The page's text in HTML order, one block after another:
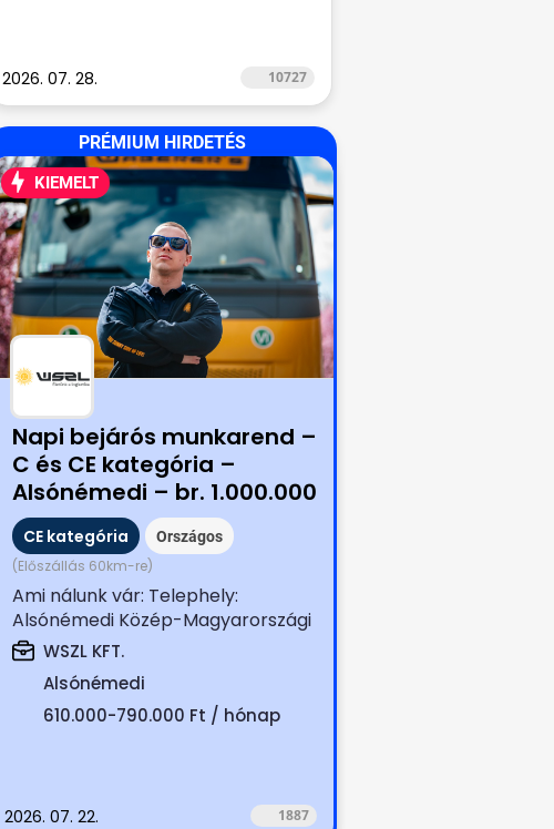
2026. 07. 28. 10727
PRÉMIUM HIRDETÉS
KIEMELT
Napi bejárós munkarend –
C és CE kategória –
Alsónémedi – br. 1.000.000
Ft belépési bónusszal
CE kategória Országos
(Előszállás 60km-re)
Ami nálunk vár: Telephely:
Alsónémedi Közép-Magyarországi
boltok terítése (száraz, hűtött,...
WSZL KFT.
Alsónémedi
610.000-790.000 Ft / hónap
2026. 07. 22. 1887